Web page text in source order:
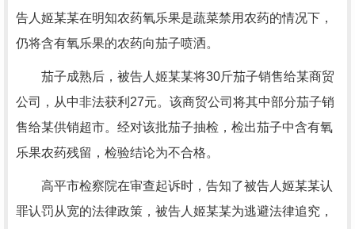
告人姬某某在明知农药氧乐果是蔬菜禁用农药的情况下，
仍将含有氧乐果的农药向茄子喷洒。
茄子成熟后，被告人姬某某将30斤茄子销售给某商贸
公司，从中非法获利27元。该商贸公司将其中部分茄子销
售给某供销超市。经对该批茄子抽检，检出茄子中含有氧
乐果农药残留，检验结论为不合格。
高平市检察院在审查起诉时，告知了被告人姬某某认
罪认罚从宽的法律政策，被告人姬某某为逃避法律追究，